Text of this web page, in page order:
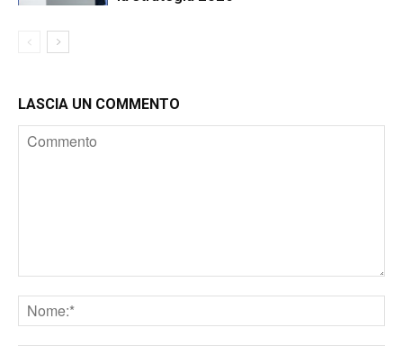
LASCIA UN COMMENTO